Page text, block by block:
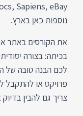
נוספות כאן בארץ.
את הקורסים באתר
בכיתה: בצורה
לכם הבנה טובה של
פרויקט או להתקבל
צריך גם להבין